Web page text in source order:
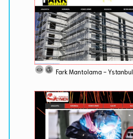
Fark Mantolama - Ystanbul